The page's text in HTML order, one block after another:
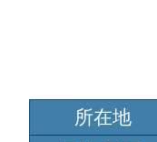
所在地